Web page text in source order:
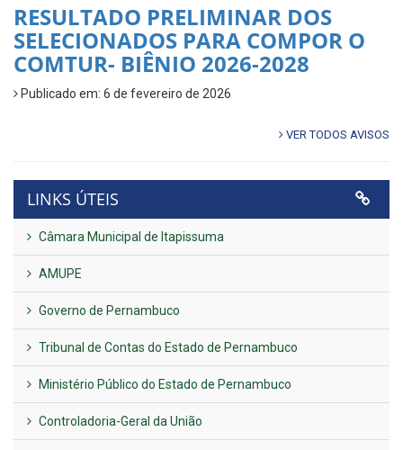
RESULTADO PRELIMINAR DOS
SELECIONADOS PARA COMPOR O
COMTUR- BIÊNIO 2026-2028
Publicado em: 6 de fevereiro de 2026
VER TODOS AVISOS
LINKS ÚTEIS
Câmara Municipal de Itapissuma
AMUPE
Governo de Pernambuco
Tribunal de Contas do Estado de Pernambuco
Ministério Público do Estado de Pernambuco
Controladoria-Geral da União